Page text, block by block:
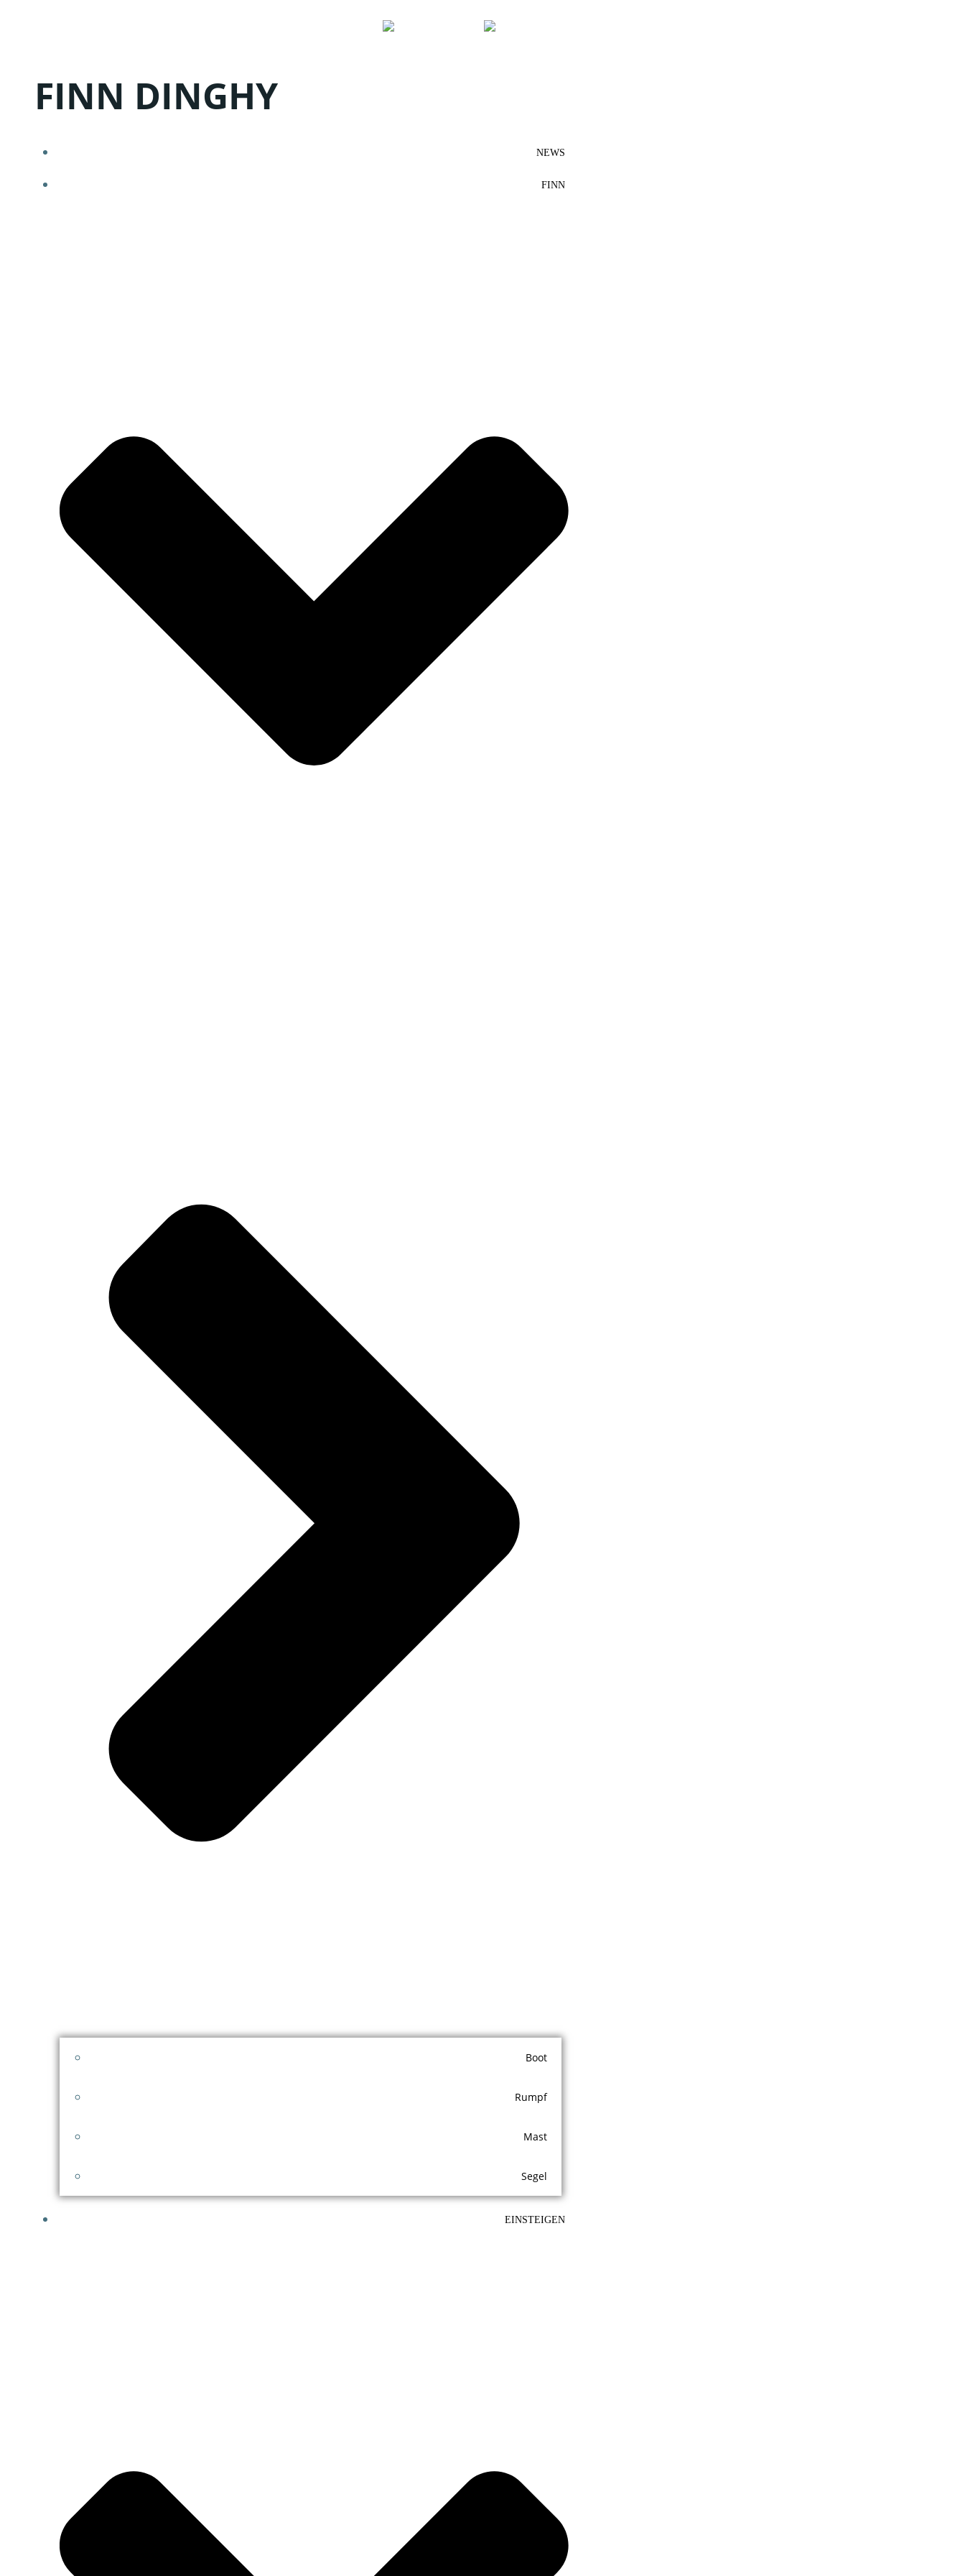
FINN DINGHY
NEWS
FINN
Boot
Rumpf
Mast
Segel
EINSTEIGEN